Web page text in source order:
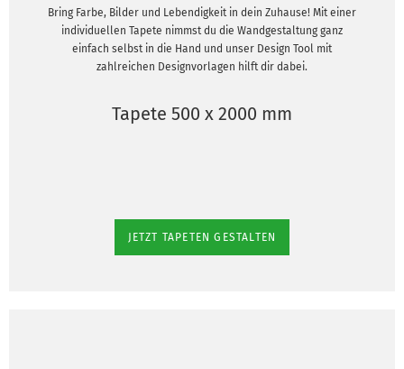
Bring Farbe, Bilder und Lebendigkeit in dein Zuhause! Mit einer
individuellen Tapete nimmst du die Wandgestaltung ganz
einfach selbst in die Hand und unser Design Tool mit
zahlreichen Designvorlagen hilft dir dabei.
Tapete 500 x 2000 mm
JETZT TAPETEN GESTALTEN